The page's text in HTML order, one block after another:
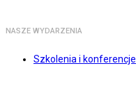
NASZE WYDARZENIA
Szkolenia i konferencje